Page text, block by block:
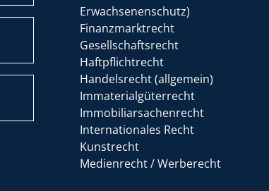
Erwachsenenschutz)
Finanzmarktrecht
Gesellschaftsrecht
Haftpflichtrecht
Handelsrecht (allgemein)
Immaterialgüterrecht
Immobiliarsachenrecht
Internationales Recht
Kunstrecht
Medienrecht / Werberecht